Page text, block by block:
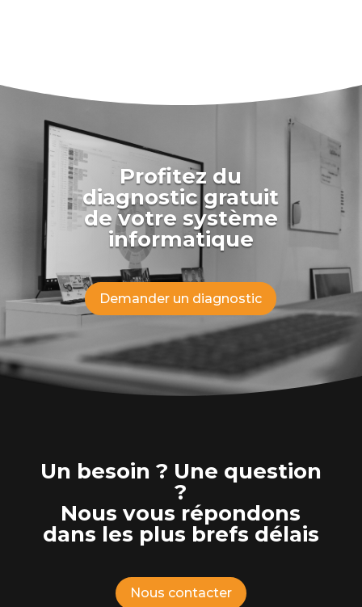
Profitez du
diagnostic gratuit
de votre système
informatique
Demander un diagnostic
Un besoin ? Une question
?
Nous vous répondons
dans les plus brefs délais
Nous contacter